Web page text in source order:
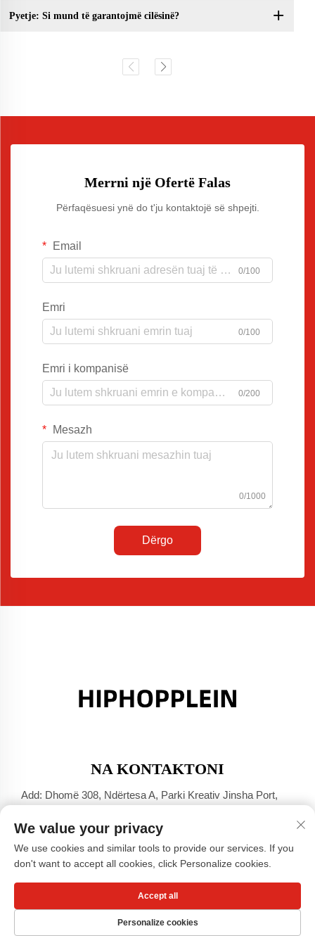
Pyetje: Si mund të garantojmë cilësinë?
Merrni një Ofertë Falas
Përfaqësuesi ynë do t'ju kontaktojë së shpejti.
Email
0/100
Emri
0/100
Emri i kompanisë
0/200
Mesazh
0/1000
Dërgo
NA KONTAKTONI
Add: Dhomë 308, Ndërtesa A, Parki Kreativ Jinsha Port,
Tel: +86-17304049586
E-mail:[email protected]
Të drejtat e rezervuara © Guangzhou Xiaohongshu Clothing
Co., LTD -Politika e privatësisë
We value your privacy
We use cookies and similar tools to provide our services. If you
don't want to accept all cookies, click Personalize cookies.
Personalize cookies
Accept all